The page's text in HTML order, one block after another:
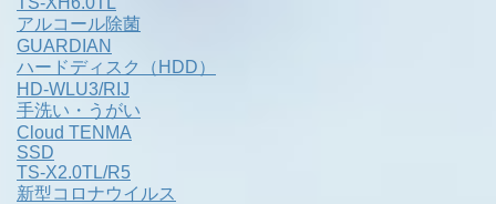
アルコール除菌
GUARDIAN
ハードディスク（HDD）
HD-WLU3/RIJ
手洗い・うがい
Cloud TENMA
SSD
TS-X2.0TL/R5
新型コロナウイルス